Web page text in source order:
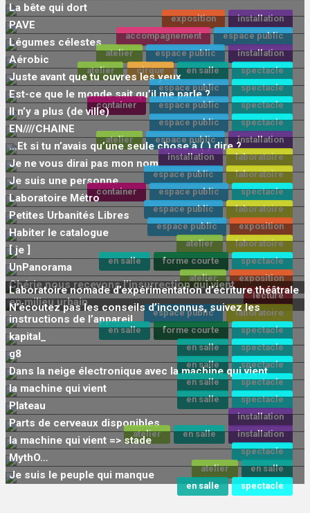
La bête qui dort
exposition installation
PAVE
accompagnement espace public
Légumes célestes
atelier espace public installation
Aérobic
atelier cirque en salle spectacle
Juste avant que tu ouvres les yeux
espace public spectacle
Est-ce que le monde sait qu’il me parle ?
container espace public spectacle
Il n’y a plus (de ville)
espace public spectacle
EN////CHAINE
atelier espace public installation
…Et si tu n’avais qu’une seule chose à ( ) dire ?
installation laboratoire
Je ne vous dirai pas mon nom
espace public laboratoire
Je suis une personne
container espace public spectacle
Laboratoire Métro
espace public laboratoire
Petites Urbanités Libres
espace public exposition
Habiter le catalogue
atelier laboratoire
[ je ]
en salle forme courte spectacle
UnPanorama
atelier exposition
Chérie nous recevons l’insurrection qui vient
lecture
Laboratoire nomade d’expérimentation d’écriture théâtrale
en milieu urbain
espace public laboratoire
N’écoutez pas les conseils d’inconnus, suivez les
instructions de l’appareil
en salle forme courte spectacle
kapital_
en salle spectacle
g8
en salle spectacle
Dans la neige électronique avec la machine qui vient
en salle spectacle
la machine qui vient
en salle spectacle
Plateau
installation
Parts de cerveaux disponibles
atelier en salle installation
la machine qui vient => stade
spectacle
MythO…
atelier en salle
Je suis le peuple qui manque
en salle spectacle